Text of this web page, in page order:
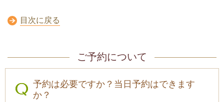
目次に戻る
ご予約について
予約は必要ですか？当日予約はできます
か？